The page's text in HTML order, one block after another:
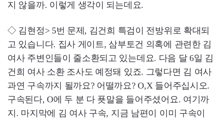
지 않을까. 이렇게 생각이 되는데요.
◇ 김현정> 5번 문제, 김건희 특검이 전방위로 확대되
고 있습니다. 집사 게이트, 삼부토건 의혹에 관련한 김
여사 주변인들이 줄소환되고 있는데요. 다음 달 6일 김
건희 여사 소환 조사도 예정돼 있죠. 그렇다면 김 여사
과연 구속까지 될까요? 어떨까요? O,X 들어주십시오.
구속된다, O에 두 분 다 푯말을 들어주셨어요. 여기까
지. 마지막에 김 여사 구속, 지금 남편이 이미 구속이